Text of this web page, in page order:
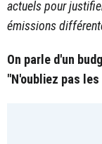
actuels pour
émissions
On parle d'un
"N'oubliez pas